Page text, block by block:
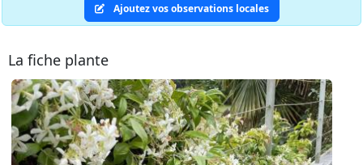
Ajoutez vos observations locales
La fiche plante